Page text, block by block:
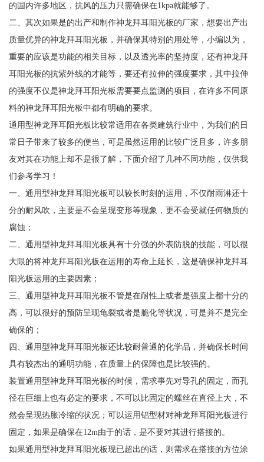
的国内许多地区，抗风的压力只需确保在1kpa就能够了。
二、其次如果是的出产和制作神龙拜耳阳光板的厂家，想要出产出
质量优异的神龙拜耳阳光板，并确保其特别的用处等，小编以为，
重要的应该是功能的相关目标，以及透光率的坚持度，还有神龙拜
耳阳光板的抗紫外线的才能等，要还有拉伸的强度要求，其中拉伸
的强度不仅是神龙拜耳阳光板需要要点监测的项目，在许多不同原
料的神龙拜耳阳光板中都有明确的要求。
通用型神龙拜耳阳光板比较常适用在各类建筑行业中，为我们的日
常日子带来了较多的便当，可是虽然运用的比较广泛且多，许多朋
友对其在功能上却不是很了解，下面介绍了几种不同功能，仅供我
们参考学习！
一、通用型神龙拜耳阳光板可以较长时刻的运用，不仅耐雨淋还十
分的耐风吹，主要是不会呈现变形等现象，更不会受就任何物质的
腐蚀；
二、通用型神龙拜耳阳光板具有十分强的外表防脱的技能，可以很
大限的将神龙拜耳阳光板在运用的寿命上延长，这是确保神龙拜耳
阳光板运用的主要因素；
三、通用型神龙拜耳阳光板不管是在耐性上或者是强度上都十分的
高，可以很好的预防呈现龟裂或者是脆化等状况，可是并不是完全
确保的；
四、通用型神龙拜耳阳光板还比较耐普通的化学品，并确保长时间
具有较杰出的通明功能，在质量上的保障也是比较强的。
装置通用型神龙拜耳阳光板的时候，需求事先对导孔的固定，而孔
径在巨细上也有必定的要求，不可以比固定的螺丝在直径上大，不
然会呈现热胀冷缩的状况；可以运用铝型材对神龙拜耳阳光板进行
固定，如果是确保在12m由于的话，是不要对其进行搭接的。
如果通用型神龙拜耳阳光板现已超出的话，则需求在搭接的方位涂